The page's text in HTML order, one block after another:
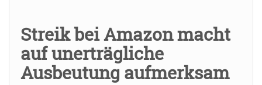
Streik bei Amazon macht
auf unerträgliche
Ausbeutung aufmerksam